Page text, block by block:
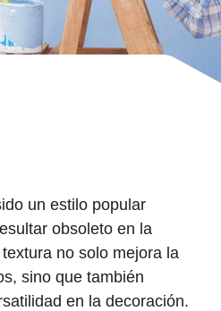
un estilo popular
obsoleto en la
no solo mejora la
sino que también
en la decoración.